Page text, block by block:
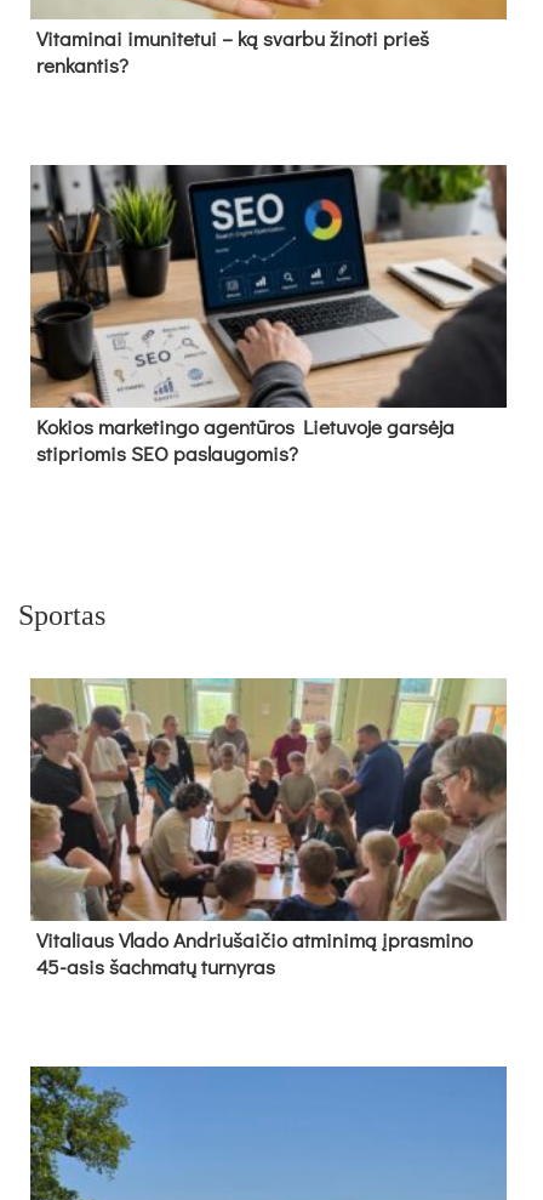
Vitaminai imunitetui – ką svarbu žinoti prieš
renkantis?
Kokios marketingo agentūros Lietuvoje garsėja
stipriomis SEO paslaugomis?
Sportas
Vi­ta­liaus Vla­do And­riu­šai­čio at­mi­ni­mą įpras­mi­no
45-asis šach­ma­tų tur­ny­ras